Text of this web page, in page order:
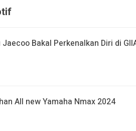
Bakal Perkenalkan Diri di
All new Yamaha Nmax 2024